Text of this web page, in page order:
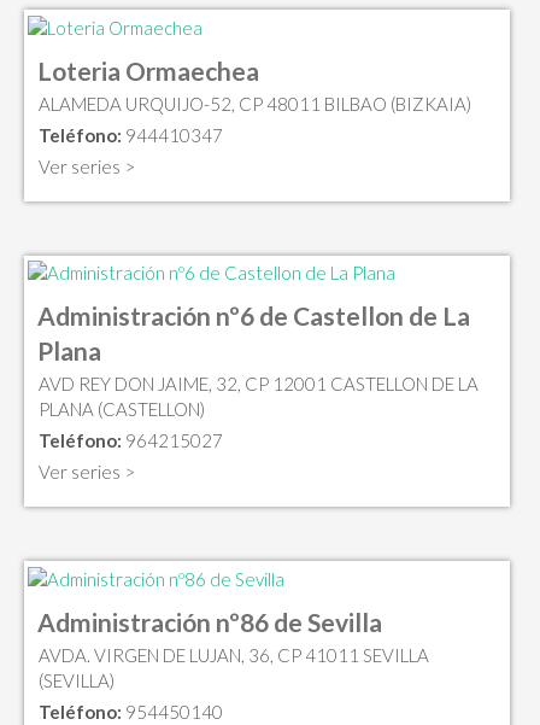
Loteria Ormaechea
ALAMEDA URQUIJO-52, CP 48011 BILBAO (BIZKAIA)
Teléfono: 944410347
Ver series >
Administración nº6 de Castellon de La
Plana
AVD REY DON JAIME, 32, CP 12001 CASTELLON DE LA
PLANA (CASTELLON)
Teléfono: 964215027
Ver series >
Administración nº86 de Sevilla
AVDA. VIRGEN DE LUJAN, 36, CP 41011 SEVILLA
(SEVILLA)
Teléfono: 954450140